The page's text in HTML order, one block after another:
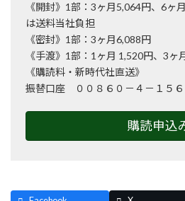
《開封》1部：3ヶ月5,064円、6
は送料当社負担
《密封》1部：3ヶ月6,088円
《手渡》1部：1ヶ月 1,520円、3ヶ
《購読料・新時代社直送》
振替口座 ００８６０－４－１５
購読申込